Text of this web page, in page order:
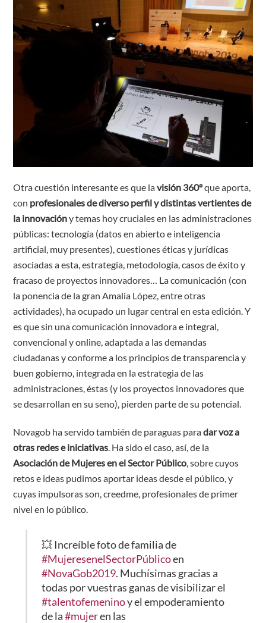
Otra cuestión interesante es que lavisión 360ºque aporta,
con profesionales de diverso perfil y distintas vertientes de
la innovacióny temas hoy cruciales en las administraciones
públicas: tecnología (datos en abierto e inteligencia
artificial, muy presentes), cuestiones éticas y jurídicas
asociadas a esta, estrategia, metodología, casos de éxito y
fracaso de proyectos innovadores… La comunicación (con
la ponencia de la gran Amalia López, entre otras
actividades), ha ocupado un lugar central en esta edición. Y
es que sin una comunicación innovadora e integral,
convencional y online, adaptada a las demandas
ciudadanas y conforme a los principios de transparencia y
buen gobierno, integrada en la estrategia de las
administraciones, éstas (y los proyectos innovadores que
se desarrollan en su seno), pierden parte de su potencial.
Novagob ha servido también de paraguas paradar voz a
otras redes e iniciativas . Ha sido el caso, así, de la
Asociación de Mujeres en el Sector Público , sobre cuyos
retos e ideas pudimos aportar ideas desde el público, y
cuyas impulsoras son, creedme, profesionales de primer
nivel en lo público.
💥 Increíble foto de familia de
#MujeresenelSectorPúblicoen
#NovaGob2019. Muchísimas gracias a
todas por vuestras ganas de visibilizar el
#talentofemeninoy el empoderamiento
de la#mujeren las